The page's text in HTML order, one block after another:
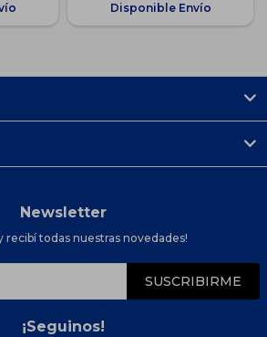
Disponible Envío
Newsletter
recibí todas nuestras novedades!
SUSCRIBIRME
¡Seguinos!